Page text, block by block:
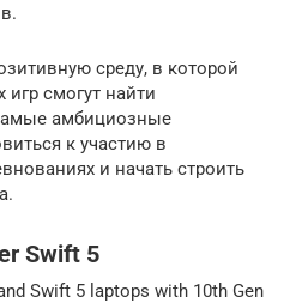
среду, в которой
смогут найти
амбициозные
к участию в
и начать строить
Swift 5
Swift 5 laptops with 10th Gen